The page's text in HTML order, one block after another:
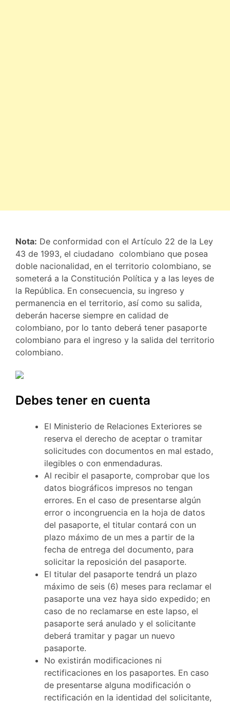
Nota: De conformidad con el Artículo 22 de la Ley
43 de 1993, el ciudadano colombiano que posea
doble nacionalidad, en el territorio colombiano, se
someterá a la Constitución Política y a las leyes de
la República. En consecuencia, su ingreso y
permanencia en el territorio, así como su salida,
deberán hacerse siempre en calidad de
colombiano, por lo tanto deberá tener pasaporte
colombiano para el ingreso y la salida del territorio
colombiano.
Debes tener en cuenta
El Ministerio de Relaciones Exteriores se
reserva el derecho de aceptar o tramitar
solicitudes con documentos en mal estado,
ilegibles o con enmendaduras.
Al recibir el pasaporte, comprobar que los
datos biográficos impresos no tengan
errores. En el caso de presentarse algún
error o incongruencia en la hoja de datos
del pasaporte, el titular contará con un
plazo máximo de un mes a partir de la
fecha de entrega del documento, para
solicitar la reposición del pasaporte.
El titular del pasaporte tendrá un plazo
máximo de seis (6) meses para reclamar el
pasaporte una vez haya sido expedido; en
caso de no reclamarse en este lapso, el
pasaporte será anulado y el solicitante
deberá tramitar y pagar un nuevo
pasaporte.
No existirán modificaciones ni
rectificaciones en los pasaportes. En caso
de presentarse alguna modificación o
rectificación en la identidad del solicitante,